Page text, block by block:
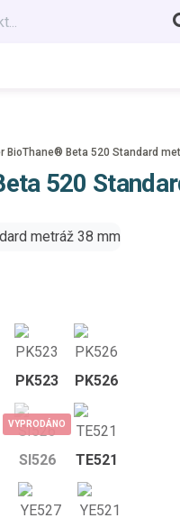
BioThane® Beta 520 Standard
520
PK523 PK526
VYPRODÁNO
SI526 TE521